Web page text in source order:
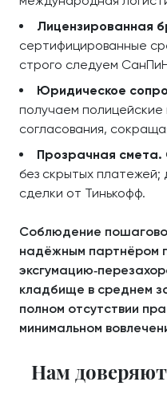
Лицензированная
сертифицированные
строго следуем СанПиН
Юридическое
получаем
согласования,
Прозрачная смета.
без скрытых платежей;
сделки от Тинькофф.
Соблюдение
надёжным партнёром
кладбище в среднем
полном отсутствии
минимальном
Нам